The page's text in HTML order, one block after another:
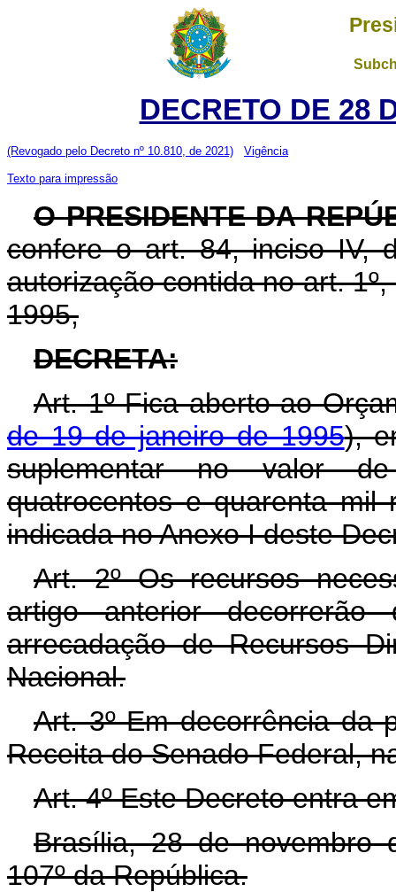
DECRETO DE 28
(Revogado pelo Decreto nº 10.810, de 2021) Vigência
Texto para impressão
O PRESIDENTE DA
confere o art. 84, inciso IV,
autorização contida no art.
1995,
DECRETA:
Art. 1º Fica aberto ao
de 19 de janeiro de 1995),
suplementar no valor de
quatrocentos e quarenta mil
indicada no Anexo I deste
Art. 2º Os recursos
artigo anterior
arrecadação de Recursos
Nacional.
Art. 3º Em decorrência da
Receita do Senado Federal,
Art. 4º Este Decreto entra
Brasília, 28 de novembro
107º da República.